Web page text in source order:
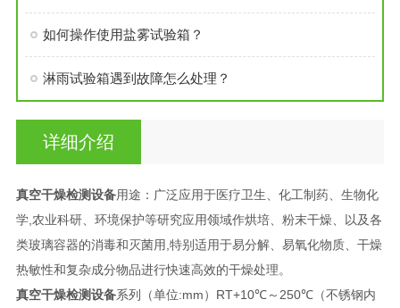
如何操作使用盐雾试验箱？
淋雨试验箱遇到故障怎么处理？
详细介绍
真空干燥检测设备用途：广泛应用于医疗卫生、化工制药、生物化
学,农业科研、环境保护等研究应用领域作烘培、粉末干燥、以及各
类玻璃容器的消毒和灭菌用,特别适用于易分解、易氧化物质、干燥
热敏性和复杂成分物品进行快速高效的干燥处理。
真空干燥检测设备系列（单位:mm）RT+10℃～250℃（不锈钢内